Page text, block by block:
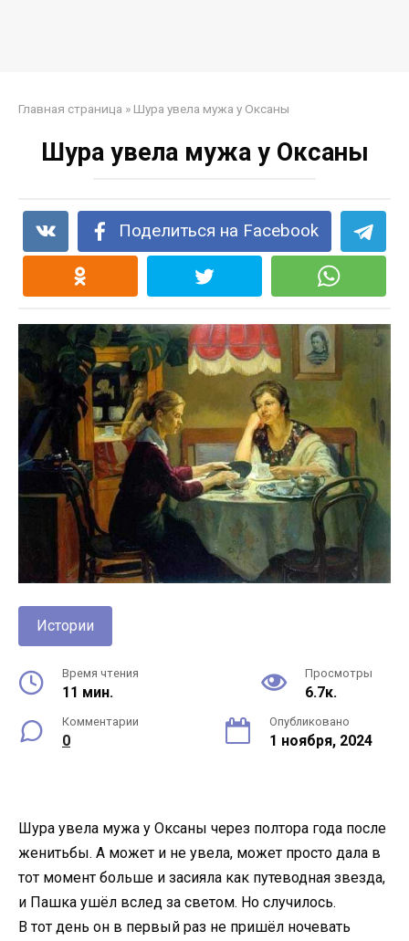
Главная страница » Шура увела мужа у Оксаны
Шура увела мужа у Оксаны
Поделиться на Facebook
Истории
Время чтения
11 мин.
Просмотры
6.7к.
Комментарии
0
Опубликовано
1 ноября, 2024
Шура увела мужа у Оксаны через полтора года после
женитьбы. А может и не увела, может просто дала в
тот момент больше и засияла как путеводная звезда,
и Пашка ушёл вслед за светом. Но случилось.
В тот день он в первый раз не пришёл ночевать